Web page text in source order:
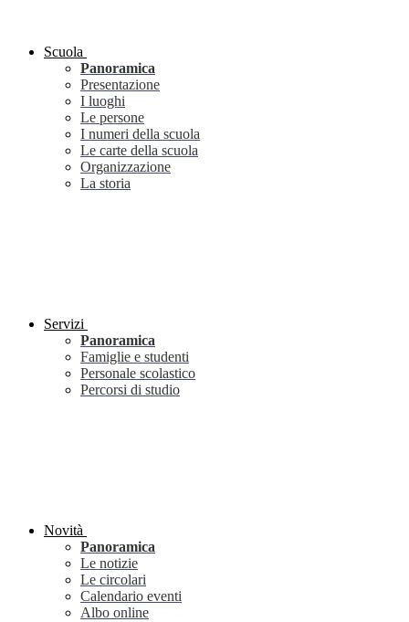
Scuola
Panoramica
Presentazione
I luoghi
Le persone
I numeri della scuola
Le carte della scuola
Organizzazione
La storia
Servizi
Panoramica
Famiglie e studenti
Personale scolastico
Percorsi di studio
Novità
Panoramica
Le notizie
Le circolari
Calendario eventi
Albo online